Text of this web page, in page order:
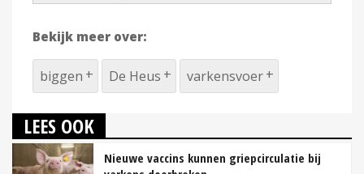
Bekijk meer over:
biggen De Heus varkensvoer
LEES OOK
Nieuwe vaccins kunnen griepcirculatie bij